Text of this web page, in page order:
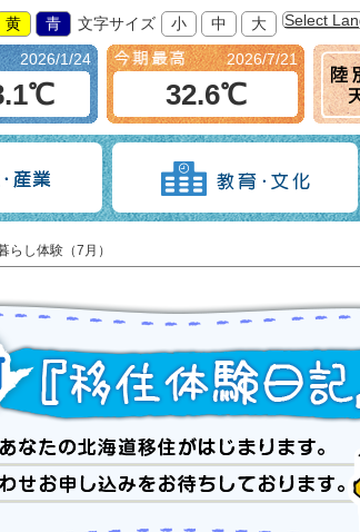
黄 青 文字サイズ 小 中 大 Select
2026/1/24 2026/7/21
32.6℃
らし体験（7月）